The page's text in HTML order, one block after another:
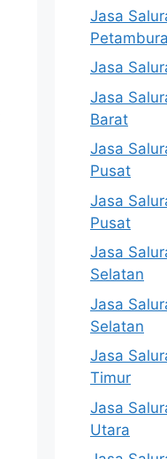
Jasa
Jasa
Jasa
Barat
Jasa
Pusat
Jasa
Pusat
Jasa
Selatan
Jasa
Selatan
Jasa
Timur
Jasa
Utara